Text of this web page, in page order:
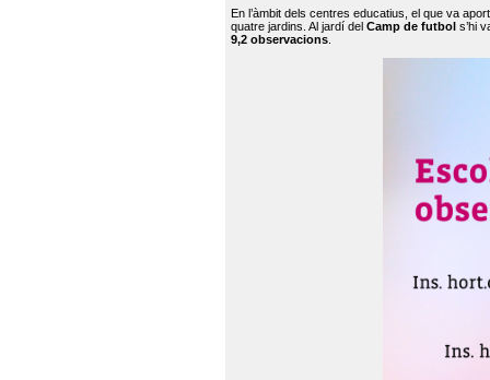
En l’àmbit dels centres educatius, el que va
quatre jardins. Al jardí del Camp de futbol s’hi
9,2 observacions